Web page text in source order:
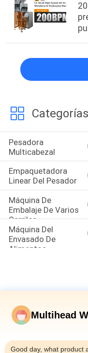
Pesadora
Multicabezal
Empaquetadora
Linear Del Pesador
Máquina De
Embalaje De Varios
Carriles
Máquina Del
Envasado De
Alimentos
Multihead
Good day, what product